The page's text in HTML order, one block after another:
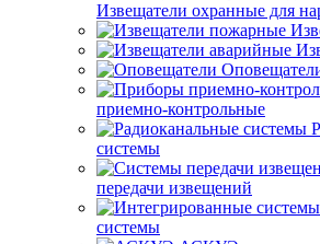
Извещатели охранные для
приемно-контрольные
системы
передачи извещений
системы